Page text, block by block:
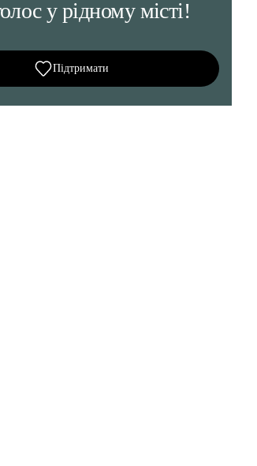
у рідному місті!
Підтримати